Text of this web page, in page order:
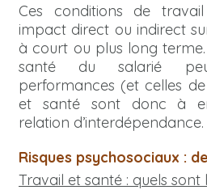
Ces conditions de
impact direct ou indirect
à court ou plus long
santé du salarié
performances (et celles de
et santé sont donc à
relation d’interdépendance.
Risques psychosociaux :
Travail et santé : quels sont